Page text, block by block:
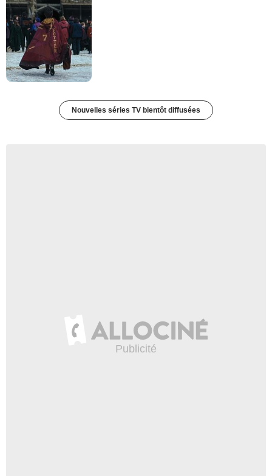
Nouvelles séries TV bientôt diffusées